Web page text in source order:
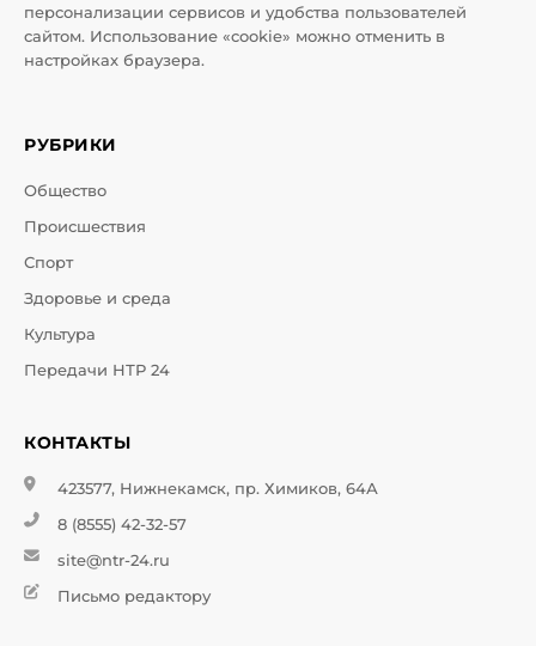
персонализации сервисов и удобства пользователей
сайтом. Использование «cookie» можно отменить в
настройках браузера.
РУБРИКИ
Общество
Происшествия
Спорт
Здоровье и среда
Культура
Передачи НТР 24
КОНТАКТЫ
423577, Нижнекамск, пр. Химиков, 64А
8 (8555) 42-32-57
site@ntr-24.ru
Письмо редактору